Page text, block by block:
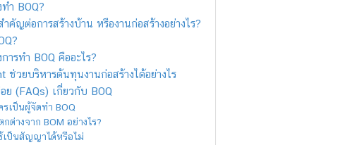
ำ BOQ?
ำคัญต่อการสร้างบ้าน หรืองานก่อสร้างอย่างไร?
ารทำ BOQ คืออะไร?
ช่วยบริหารต้นทุนงานก่อสร้างได้อย่างไร
(FAQs) เกี่ยวกับ BOQ
รเป็นผู้จัดทำ BOQ
กต่างจาก BOM อย่างไร?
เป็นสัญญาได้หรือไม่